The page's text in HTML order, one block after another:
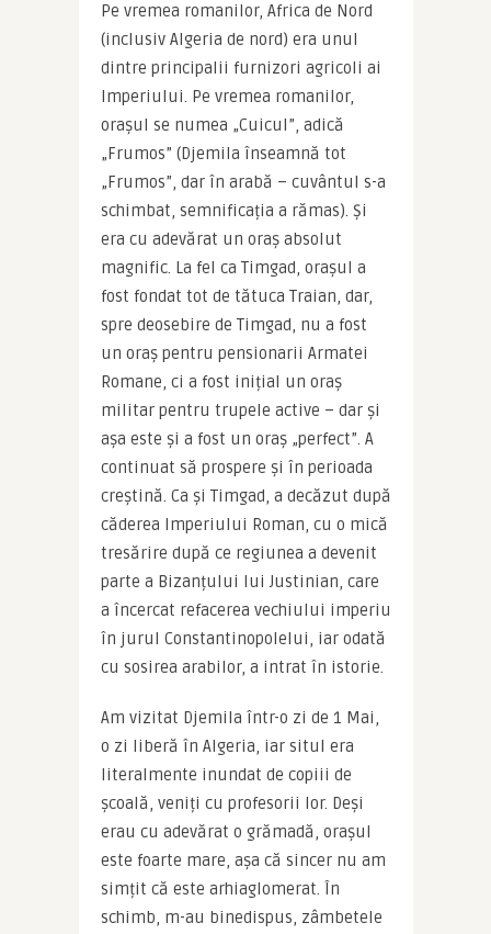
Pe vremea romanilor, Africa de Nord
(inclusiv Algeria de nord) era unul
dintre principalii furnizori agricoli ai
Imperiului. Pe vremea romanilor,
orașul se numea „Cuicul”, adică
„Frumos” (Djemila înseamnă tot
„Frumos”, dar în arabă – cuvântul s-a
schimbat, semnificația a rămas). Și
era cu adevărat un oraș absolut
magnific. La fel ca Timgad, orașul a
fost fondat tot de tătuca Traian, dar,
spre deosebire de Timgad, nu a fost
un oraș pentru pensionarii Armatei
Romane, ci a fost inițial un oraș
militar pentru trupele active – dar și
așa este și a fost un oraș „perfect”. A
continuat să prospere și în perioada
creștină. Ca și Timgad, a decăzut după
căderea Imperiului Roman, cu o mică
tresărire după ce regiunea a devenit
parte a Bizanțului lui Justinian, care
a încercat refacerea vechiului imperiu
în jurul Constantinopolelui, iar odată
cu sosirea arabilor, a intrat în istorie.
Am vizitat Djemila într-o zi de 1 Mai,
o zi liberă în Algeria, iar situl era
literalmente inundat de copiii de
școală, veniți cu profesorii lor. Deși
erau cu adevărat o grămadă, orașul
este foarte mare, așa că sincer nu am
simțit că este arhiaglomerat. În
schimb, m-au binedispus, zâmbetele